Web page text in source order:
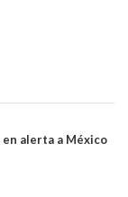
alerta a México